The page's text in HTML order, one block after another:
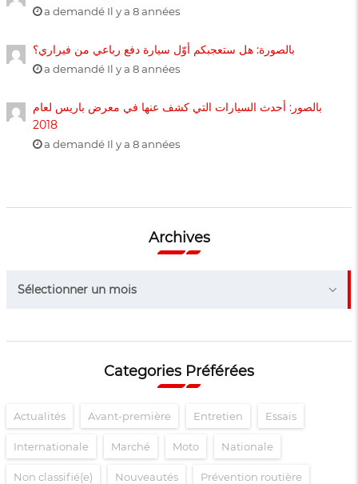
a demandé Il y a 8 années
بالصورة: هل ستعجبكم أوّل سيارة دفع رباعي من فيراري؟
a demandé Il y a 8 années
بالصور: أحدث السيارات التي كشف عنها في معرض باريس لعام
2018
a demandé Il y a 8 années
Archives
Sélectionner un mois
Categories Préférées
Actualités Avant-première Entretien Essais
Internationale Marché Moto Nationale
Non classifié(e) Nouveautés Prévention routière